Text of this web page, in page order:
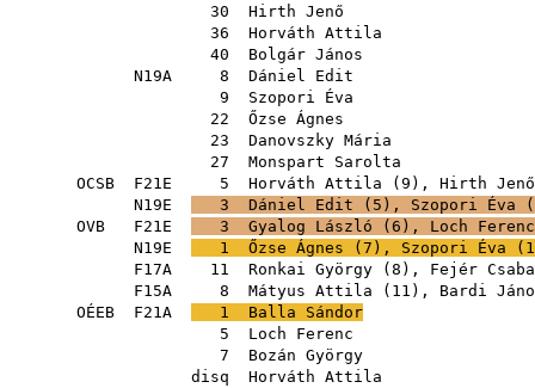
30
Hirth Jenő
36
Horváth Attila
40
Bolgár János
N19A 8
Dániel Edit
9
Szopori Éva
22
Őzse Ágnes
23
Danovszky Mária
27
Monspart Sarolta
OCSB F21E 5 Horváth Attila ( 9 ), Hirth Jenő
N19E
3 Dániel Edit ( 5 ), Szopori Éva (
OVB F21E 3 Gyalog László ( 6 ), Loch Ferenc
N19E
1 Őzse Ágnes ( 7 ), Szopori Éva ( 1
F17A 11 Ronkai György ( 8 ), Fejér Csaba
F15A 8 Mátyus Attila ( 11 ), Bardi
OÉEB F21A 1
Balla Sándor
5
Loch Ferenc
7
Bozán György
disq
Horváth Attila